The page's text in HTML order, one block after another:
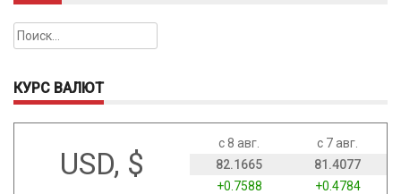
Найти:
КУРС ВАЛЮТ
USD, $
с 8 авг.
с 7 авг.
82.1665
81.4077
+0.7588
+0.4784